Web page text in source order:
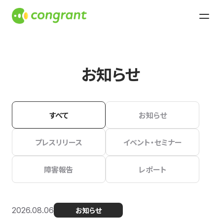
お知らせ
すべて お知らせ
プレスリリース イベント・セミナー
障害報告 レポート
2026.08.06 お知らせ